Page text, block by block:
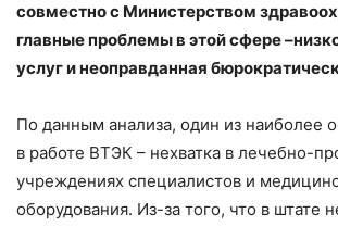
совместно с Министерством
главные проблемы в этой сфере
услуг и неоправданная
По данным анализа, один из наиболее
в работе ВТЭК – нехватка в лечебно-
учреждениях специалистов и
оборудования. Из-за того, что в штате